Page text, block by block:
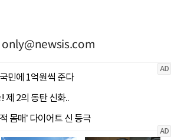
only@newsis.com